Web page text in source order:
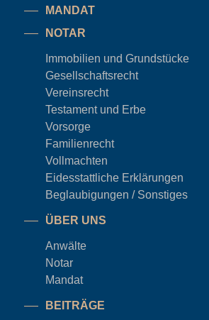
MANDAT
NOTAR
Immobilien und Grundstücke
Gesellschaftsrecht
Vereinsrecht
Testament und Erbe
Vorsorge
Familienrecht
Vollmachten
Eidesstattliche Erklärungen
Beglaubigungen / Sonstiges
ÜBER UNS
Anwälte
Notar
Mandat
BEITRÄGE